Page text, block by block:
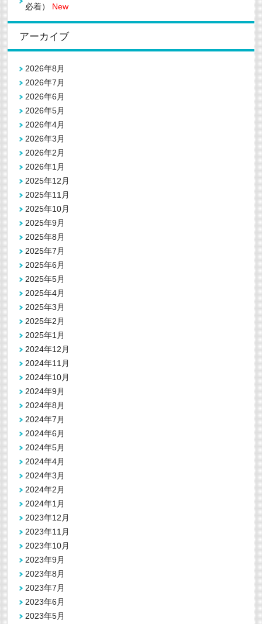
必着） New
アーカイブ
2026年8月
2026年7月
2026年6月
2026年5月
2026年4月
2026年3月
2026年2月
2026年1月
2025年12月
2025年11月
2025年10月
2025年9月
2025年8月
2025年7月
2025年6月
2025年5月
2025年4月
2025年3月
2025年2月
2025年1月
2024年12月
2024年11月
2024年10月
2024年9月
2024年8月
2024年7月
2024年6月
2024年5月
2024年4月
2024年3月
2024年2月
2024年1月
2023年12月
2023年11月
2023年10月
2023年9月
2023年8月
2023年7月
2023年6月
2023年5月